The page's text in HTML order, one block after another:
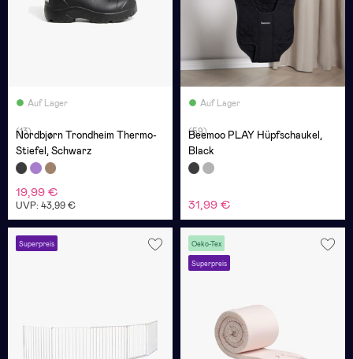
Auf Lager
(13)
Nordbjørn Trondheim Thermo-
Stiefel, Schwarz
19,99 €
UVP: 43,99 €
Auf Lager
(59)
Beemoo PLAY Hüpfschaukel,
Black
31,99 €
Superpreis Oeko-Tex
Superpreis